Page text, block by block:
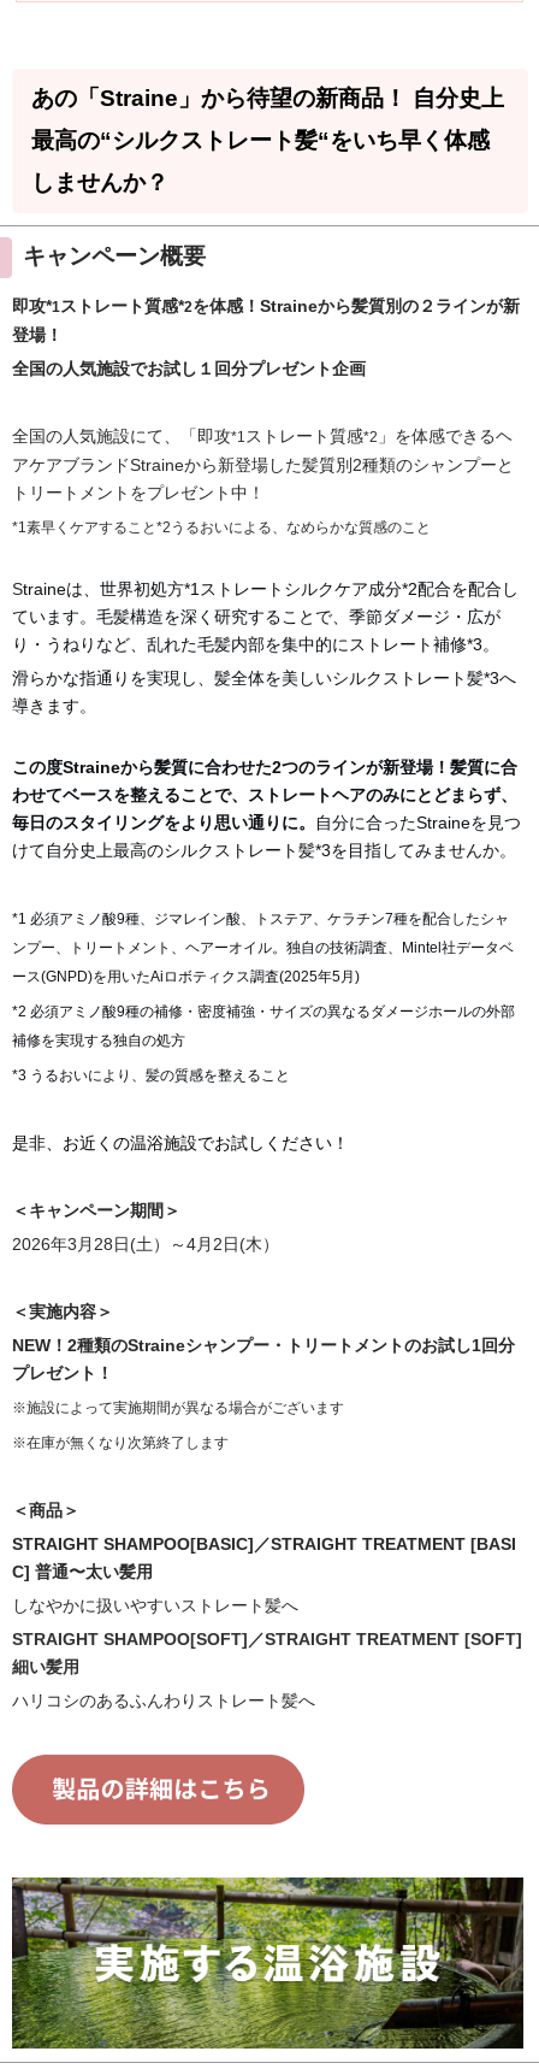
あの「Straine」から待望の新商品！ 自分史上
最高の“シルクストレート髪“をいち早く体感
しませんか？
キャンペーン概要
即攻*1ストレート質感*2を体感！Straineから髪質別の２ラインが新
登場！
全国の人気施設でお試し１回分プレゼント企画
全国の人気施設にて、「即攻*1ストレート質感*2 」を体感できるヘ
アケアブランドStraineから新登場した髪質別2種類のシャンプーと
トリートメントをプレゼント中！
*1素早くケアすること*2うるおいによる、なめらかな質感のこと
Straineは、世界初処方*1ストレートシルクケア成分*2配合を配合し
ています。毛髪構造を深く研究することで、季節ダメージ・広が
り・うねりなど、乱れた毛髪内部を集中的にストレート補修*3。
滑らかな指通りを実現し、髪全体を美しいシルクストレート髪*3へ
導きます。
この度Straineから髪質に合わせた2つのラインが新登場！髪質に合
わせてベースを整えることで、ストレートヘアのみにとどまらず、
毎日のスタイリングをより思い通りに。
自分に合ったStraineを見つ
けて自分史上最高のシルクストレート髪*3を目指してみませんか。
*1 必須アミノ酸9種、ジマレイン酸、トステア、ケラチン7種を配合したシャ
ンプー、トリートメント、ヘアーオイル。独自の技術調査、Mintel社データベ
ース(GNPD)を用いたAiロボティクス調査(2025年5月)
*2 必須アミノ酸9種の補修・密度補強・サイズの異なるダメージホールの外部
補修を実現する独自の処方
*3 うるおいにより、髪の質感を整えること
是非、お近くの温浴施設でお試しください！
＜キャンペーン期間＞
2026年3月28日(土）～4月2日(木）
＜実施内容＞
NEW！2種類のStraineシャンプー・トリートメントのお試し1回分
プレゼント！
※施設によって実施期間が異なる場合がございます
※在庫が無くなり次第終了します
＜商品＞
STRAIGHT SHAMPOO[BASIC]／STRAIGHT TREATMENT [BASI
C] 普通〜太い髪用
しなやかに扱いやすいストレート髪へ
STRAIGHT SHAMPOO[SOFT]／STRAIGHT TREATMENT [SOFT]
細い髪用
ハリコシのあるふんわりストレート髪へ